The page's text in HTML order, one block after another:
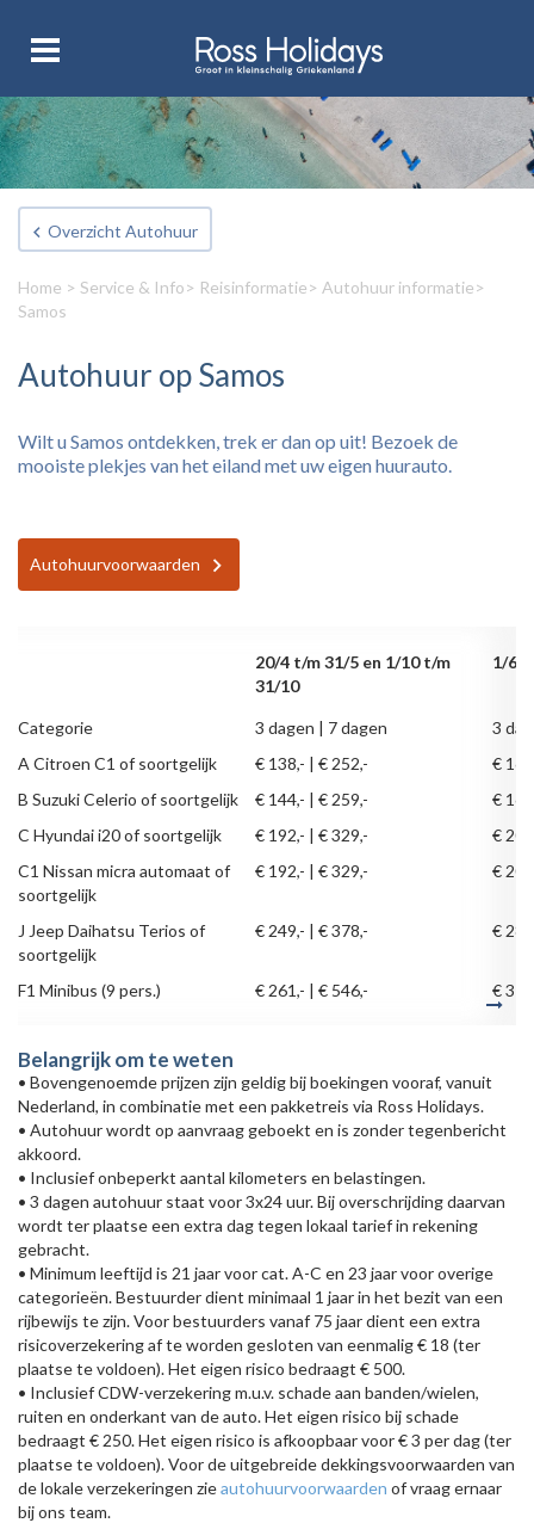
Overzicht Autohuur
Home > Service & Info> Reisinformatie> Autohuur informatie>
Samos
Autohuur op Samos
Wilt u Samos ontdekken, trek er dan op uit! Bezoek de
mooiste plekjes van het eiland met uw eigen huurauto.
Autohuurvoorwaarden
20/4 t/m 31/5 en 1/10 t/m
31/10
1/6
Categorie 3 dagen | 7 dagen
3
A Citroen C1 of soortgelijk
€ 138,- | € 252,-
€
B Suzuki Celerio of soortgelijk
€ 144,- | € 259,-
€
C Hyundai i20 of soortgelijk
€ 192,- | € 329,-
€
C1 Nissan micra automaat of
soortgelijk
€ 192,- | € 329,- €
J Jeep Daihatsu Terios of
soortgelijk
€ 249,- | € 378,- €
F1 Minibus (9 pers.) € 261,- | € 546,- €
Belangrijk om te weten
• Bovengenoemde prijzen zijn geldig bij boekingen vooraf, vanuit
Nederland, in combinatie met een pakketreis via Ross Holidays.
• Autohuur wordt op aanvraag geboekt en is zonder tegenbericht
akkoord.
• Inclusief onbeperkt aantal kilometers en belastingen.
• 3 dagen autohuur staat voor 3x24 uur. Bij overschrijding daarvan
wordt ter plaatse een extra dag tegen lokaal tarief in rekening
gebracht.
• Minimum leeftijd is 21 jaar voor cat. A-C en 23 jaar voor overige
categorieën. Bestuurder dient minimaal 1 jaar in het bezit van een
rijbewijs te zijn. Voor bestuurders vanaf 75 jaar dient een extra
risicoverzekering af te worden gesloten van eenmalig € 18 (ter
plaatse te voldoen). Het eigen risico bedraagt € 500.
• Inclusief CDW-verzekering m.u.v. schade aan banden/wielen,
ruiten en onderkant van de auto. Het eigen risico bij schade
bedraagt € 250. Het eigen risico is afkoopbaar voor € 3 per dag (ter
plaatse te voldoen). Voor de uitgebreide dekkingsvoorwaarden van
de lokale verzekeringen zieautohuurvoorwaarden of vraag ernaar
bij ons team.